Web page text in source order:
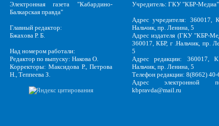
Электронная газета "Кабардино-
Балкарская правда"
Главный редактор:
Бжахова Р. Б.
Над номером работали:
Редактор по выпуску: Накова О.
Корректоры: Максидова Р., Петрова
Н., Теппеева З.
Учредитель: ГКУ "КБР-Медиа"
Адрес учредителя: 360017,
Нальчик, пр. Ленина, 5
Адрес издателя (ГКУ "КБР-
360017, КБР, г .Нальчик, пр.
5
Адрес редакции: 360017,
Нальчик, пр. Ленина, 5
Телефон редакции: 8(8662)
Адрес электронной
kbpravda@mail.ru